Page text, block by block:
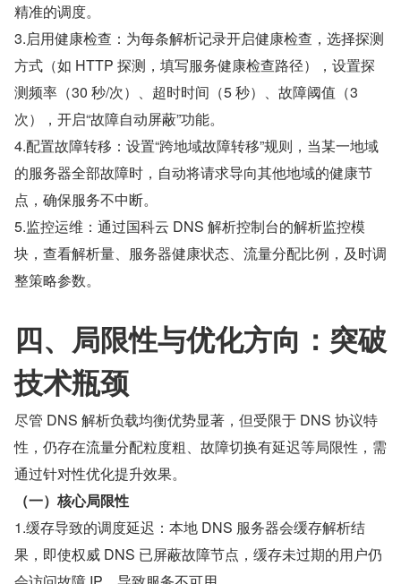
精准的调度。
3.启用健康检查：为每条解析记录开启健康检查，选择探测
方式（如 HTTP 探测，填写服务健康检查路径），设置探
测频率（30 秒/次）、超时时间（5 秒）、故障阈值（3
次），开启“故障自动屏蔽”功能。
4.配置故障转移：设置“跨地域故障转移”规则，当某一地域
的服务器全部故障时，自动将请求导向其他地域的健康节
点，确保服务不中断。
5.监控运维：通过国科云 DNS 解析控制台的解析监控模
块，查看解析量、服务器健康状态、流量分配比例，及时调
整策略参数。
四、局限性与优化方向：突破
技术瓶颈
尽管 DNS 解析负载均衡优势显著，但受限于 DNS 协议特
性，仍存在流量分配粒度粗、故障切换有延迟等局限性，需
通过针对性优化提升效果。
（一）核心局限性
1.缓存导致的调度延迟：本地 DNS 服务器会缓存解析结
果，即使权威 DNS 已屏蔽故障节点，缓存未过期的用户仍